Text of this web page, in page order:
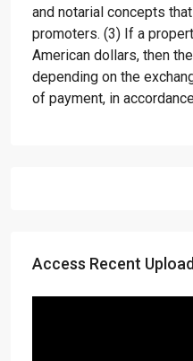
and notarial concepts
promoters. (3) If a
American dollars, then
depending on the
of payment, in
Access Recent